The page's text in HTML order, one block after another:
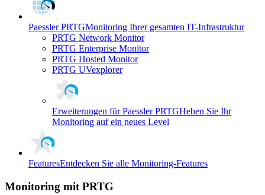
Paessler PRTGMonitoring Ihrer gesamten IT-Infrastruktur
PRTG Network Monitor
PRTG Enterprise Monitor
PRTG Hosted Monitor
PRTG UVexplorer
Erweiterungen für Paessler PRTGHeben Sie Ihr
Monitoring auf ein neues Level
FeaturesEntdecken Sie alle Monitoring-Features
Monitoring mit PRTG